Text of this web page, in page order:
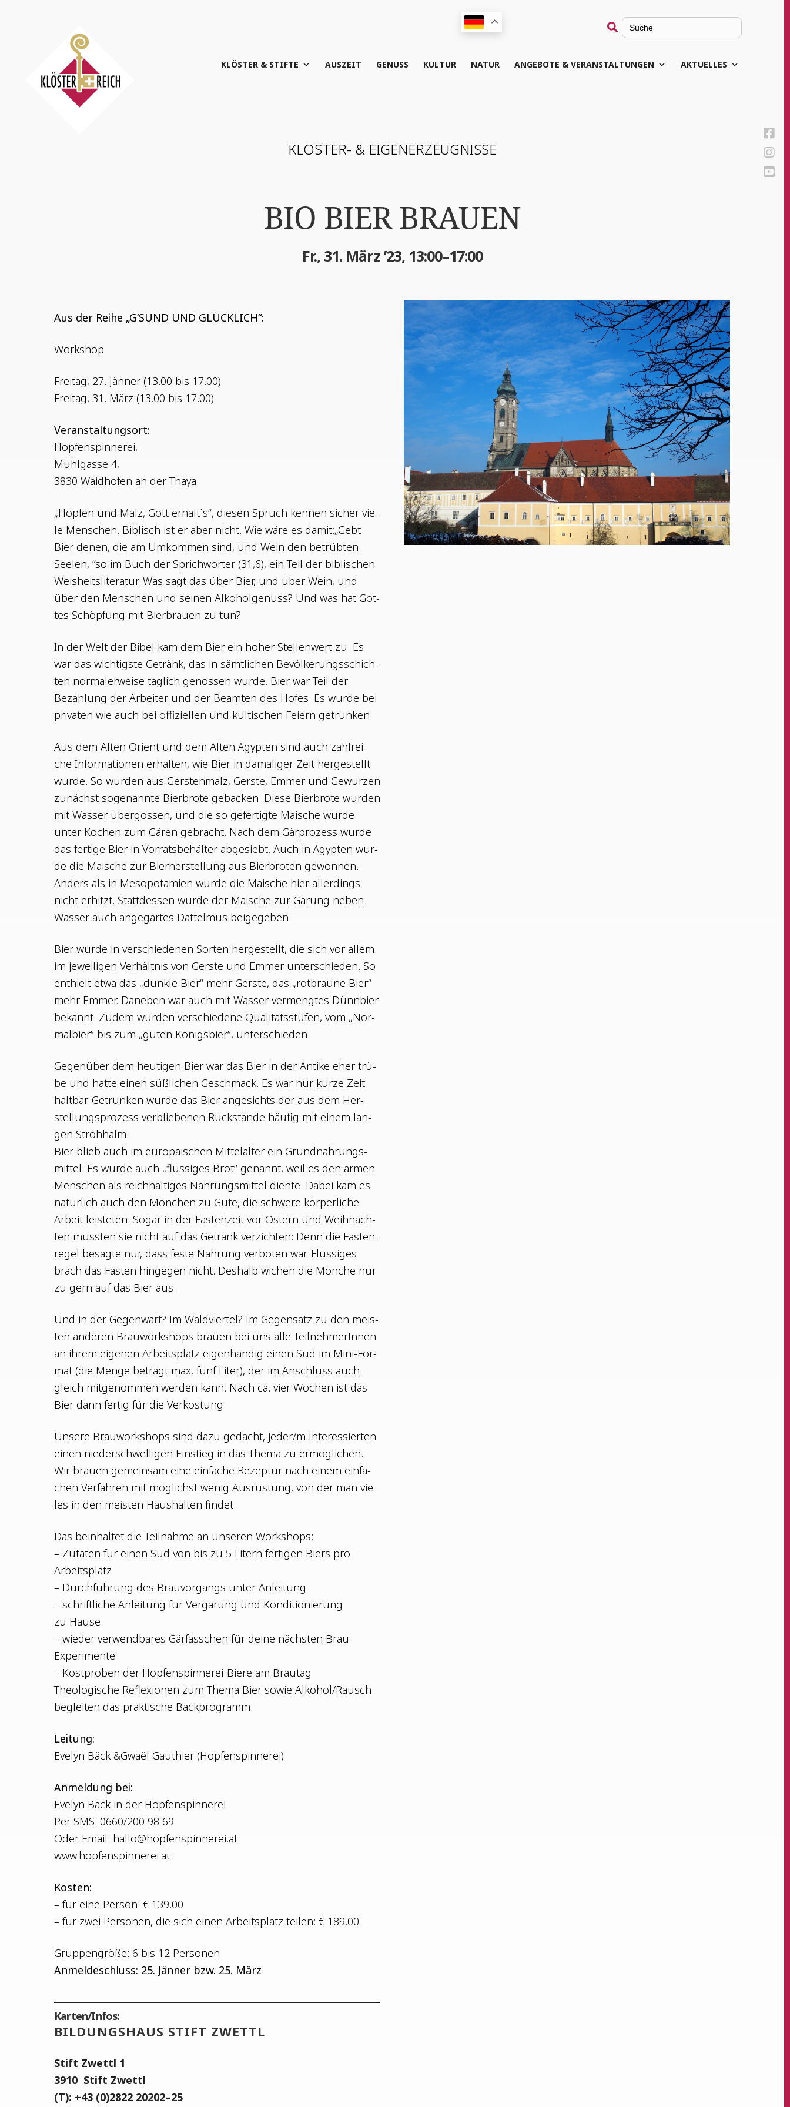
KLÖS­TER & STIFTE AUS­ZEIT GENUSS KUL­TUR NATUR ANGEBOTE & VERANSTALTUNGEN AKTUELLES
KLOS­TER- & EIGENERZEUGNISSE
BIO BIER BRAUEN
Fr., 31. März ’23, 13:00–17:00
Aus der Rei­he „G‘SUND UND GLÜCKLICH“:
Work­shop
Frei­tag, 27. Jän­ner (13.00 bis 17.00)
Frei­tag, 31. März (13.00 bis 17.00)
Ver­an­stal­tungs­ort:
Hopfenspinnerei,
Mühl­gas­se 4,
3830 Waid­ho­fen an der Thaya
„Hop­fen und Malz, Gott erhalt´s“, die­sen Spruch ken­nen sicher vie­
le Men­schen. Biblisch ist er aber nicht. Wie wäre es damit:„Gebt
Bier denen, die am Umkom­men sind, und Wein den betrüb­ten
See­len, “so im Buch der Sprich­wör­ter (31,6), ein Teil der bibli­schen
Weis­heits­li­te­ra­tur. Was sagt das über Bier, und über Wein, und
über den Men­schen und sei­nen Alko­hol­ge­nuss? Und was hat Got­
tes Schöp­fung mit Bier­brau­en zu tun?
In der Welt der Bibel kam dem Bier ein hoher Stel­len­wert zu. Es
war das wich­tigs­te Getränk, das in sämt­li­chen Bevöl­ke­rungs­schich­
ten nor­ma­ler­wei­se täg­lich genos­sen wur­de. Bier war Teil der
Bezah­lung der Arbei­ter und der Beam­ten des Hofes. Es wur­de bei
pri­va­ten wie auch bei offi­zi­el­len und kul­ti­schen Fei­ern getrunken.
Aus dem Alten Ori­ent und dem Alten Ägyp­ten sind auch zahl­rei­
che Infor­ma­tio­nen erhal­ten, wie Bier in dama­li­ger Zeit her­ge­stellt
wur­de. So wur­den aus Gers­ten­malz, Gers­te, Emmer und Gewür­zen
zunächst soge­nann­te Bier­bro­te geba­cken. Die­se Bier­bro­te wur­den
mit Was­ser über­gos­sen, und die so gefer­tig­te Mai­sche wur­de
unter Kochen zum Gären gebracht. Nach dem Gär­pro­zess wur­de
das fer­ti­ge Bier in Vor­rats­be­häl­ter abge­siebt. Auch in Ägyp­ten wur­
de die Mai­sche zur Bier­her­stel­lung aus Bier­bro­ten gewon­nen.
Anders als in Meso­po­ta­mi­en wur­de die Mai­sche hier aller­dings
nicht erhitzt. Statt­des­sen wur­de der Mai­sche zur Gärung neben
Was­ser auch ange­gär­tes Dat­tel­mus beigegeben.
Bier wur­de in ver­schie­de­nen Sor­ten her­ge­stellt, die sich vor allem
im jewei­li­gen Ver­hält­nis von Gers­te und Emmer unter­schie­den. So
ent­hielt etwa das „dunk­le Bier“ mehr Gers­te, das „rot­brau­ne Bier“
mehr Emmer. Dane­ben war auch mit Was­ser ver­meng­tes Dünn­bier
bekannt. Zudem wur­den ver­schie­de­ne Qua­li­täts­stu­fen, vom „Nor­
mal­bier“ bis zum „guten Königs­bier“, unterschieden.
Gegen­über dem heu­ti­gen Bier war das Bier in der Anti­ke eher trü­
be und hat­te einen süß­li­chen Geschmack. Es war nur kur­ze Zeit
halt­bar. Getrun­ken wur­de das Bier ange­sichts der aus dem Her­
stel­lungs­pro­zess ver­blie­be­nen Rück­stän­de häu­fig mit einem lan­
gen Strohhalm.
Bier blieb auch im euro­päi­schen Mit­tel­al­ter ein Grund­nah­rungs­
mit­tel: Es wur­de auch „flüs­si­ges Brot“ genannt, weil es den armen
Men­schen als reich­hal­ti­ges Nah­rungs­mit­tel dien­te. Dabei kam es
natür­lich auch den Mön­chen zu Gute, die schwe­re kör­per­li­che
Arbeit leis­te­ten. Sogar in der Fas­ten­zeit vor Ostern und Weih­nach­
ten muss­ten sie nicht auf das Getränk ver­zich­ten: Denn die Fas­ten­
re­gel besag­te nur, dass fes­te Nah­rung ver­bo­ten war. Flüs­si­ges
brach das Fas­ten hin­ge­gen nicht. Des­halb wichen die Mön­che nur
zu gern auf das Bier aus.
Und in der Gegen­wart? Im Wald­vier­tel? Im Gegen­satz zu den meis­
ten ande­ren Brau­work­shops brau­en bei uns alle Teil­neh­me­rIn­nen
an ihrem eige­nen Arbeits­platz eigen­hän­dig einen Sud im Mini-For­
mat (die Men­ge beträgt max. fünf Liter), der im Anschluss auch
gleich mit­ge­nom­men wer­den kann. Nach ca. vier Wochen ist das
Bier dann fer­tig für die Verkostung.
Unse­re Brau­work­shops sind dazu gedacht, jeder/m Inter­es­sier­ten
einen nie­der­schwel­li­gen Ein­stieg in das The­ma zu ermög­li­chen.
Wir brau­en gemein­sam eine ein­fa­che Rezep­tur nach einem ein­fa­
chen Ver­fah­ren mit mög­lichst wenig Aus­rüs­tung, von der man vie­
les in den meis­ten Haus­hal­ten findet.
Das beinhal­tet die Teil­nah­me an unse­ren Workshops:
– Zuta­ten für einen Sud von bis zu 5 Litern fer­ti­gen Biers pro
Arbeitsplatz
– Durch­füh­rung des Brau­vor­gangs unter Anleitung
– schrift­li­che Anlei­tung für Ver­gä­rung und Kon­di­tio­nie­rung
zu Hause
– wie­der ver­wend­ba­res Gär­fäss­chen für dei­ne nächs­ten Brau-
Experimente
– Kost­pro­ben der Hop­fen­spin­ne­rei-Bie­re am Brautag
Theo­lo­gi­sche Refle­xio­nen zum The­ma Bier sowie Alkohol/Rausch
beglei­ten das prak­ti­sche Backprogramm.
Lei­tung:
Eve­lyn Bäck &Gwaël Gaut­hi­er (Hop­fen­spin­ne­rei)
Anmel­dung bei:
Eve­lyn Bäck in der Hopfenspinnerei
Per SMS: 0660/200 98 69
Oder Email: hallo@hopfenspinnerei.at
www.hopfenspinnerei.at
Kos­ten:
– für eine Per­son: € 139,00
– für zwei Per­so­nen, die sich einen Arbeits­platz tei­len: € 189,00
Grup­pen­grö­ße: 6 bis 12 Personen
Anmel­de­schluss: 25. Jän­ner bzw. 25. März
Karten/Infos:
BIL­DUNGS­HAUS STIFT ZWETTL
Stift Zwettl 1
3910 Stift Zwettl
(T): +43 (0)2822 20202–25